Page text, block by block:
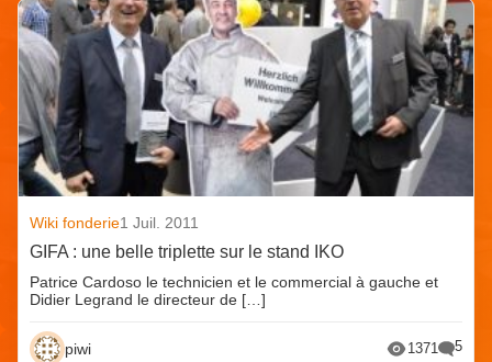
Wiki fonderie1 Juil. 2011
GIFA : une belle triplette sur le stand IKO
Patrice Cardoso le technicien et le commercial à gauche et
Didier Legrand le directeur de […]
piwi 1371 5